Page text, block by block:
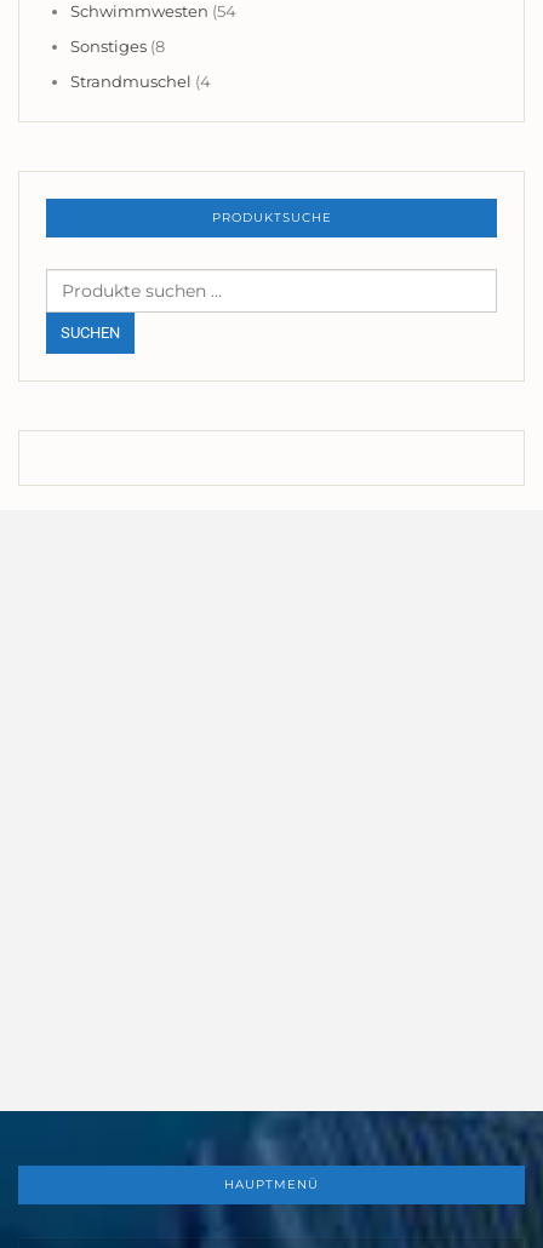
Schwimmwesten (54
Sonstiges (8
Strandmuschel (4
PRODUKTSUCHE
Suchen
nach:
SUCHEN
HAUPTMENÜ